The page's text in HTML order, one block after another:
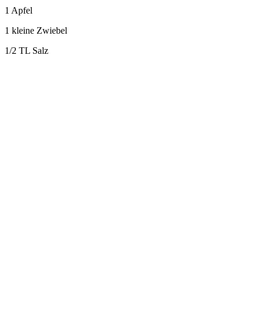
1 Apfel
1 kleine Zwiebel
1/2 TL Salz